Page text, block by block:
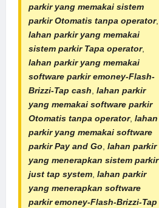
parkir yang memakai sistem
parkir Otomatis tanpa operator,
lahan parkir yang memakai
sistem parkir Tapa operator,
lahan parkir yang memakai
software parkiremoney-Flash-
Brizzi-Tap cash, lahan parkir
yang memakai software parkir
Otomatis tanpa operator, lahan
parkir yang memakai software
parkir Pay and Go, lahan parkir
yang menerapkan sistem parkir
just tap system, lahan parkir
yang menerapkan software
parkir emoney-Flash-Brizzi-Tap